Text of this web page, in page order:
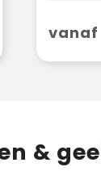
vanaf
&